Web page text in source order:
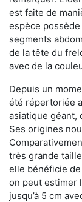
est faite de
espèce
segments
de la tête du
avec de la
Depuis un
été répertoriée
asiatique géant,
Ses origines
très grande
elle bénéficie de
on peut estimer
jusqu’à 5 cm